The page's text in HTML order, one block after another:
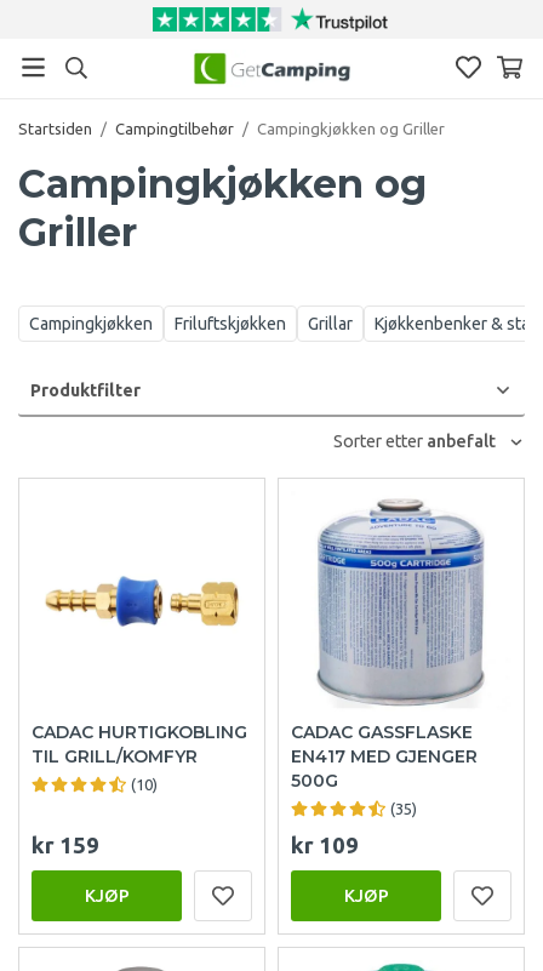
Startsiden / Campingtilbehør / Campingkjøkken og Griller
Campingkjøkken og
Griller
Campingkjøkken Friluftskjøkken Grillar Kjøkkenbenker &
Produktfilter
Sorter etter anbefalt
CADAC HURTIGKOBLING
TIL GRILL/KOMFYR
(10)
kr 159
KJØP
CADAC GASSFLASKE
EN417 MED GJENGER
500G
(35)
kr 109
KJØP